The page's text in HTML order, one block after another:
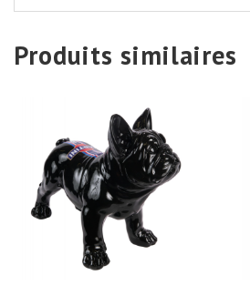
Produits similaires